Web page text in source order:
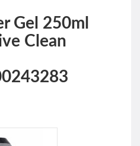
Gel 250ml
Clean